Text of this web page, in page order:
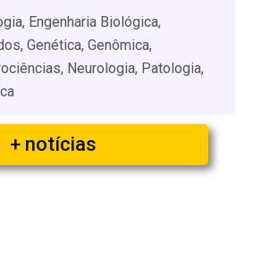
Engenharia Biológica,
Genética, Genômica,
Neurologia, Patologia,
+ notícias